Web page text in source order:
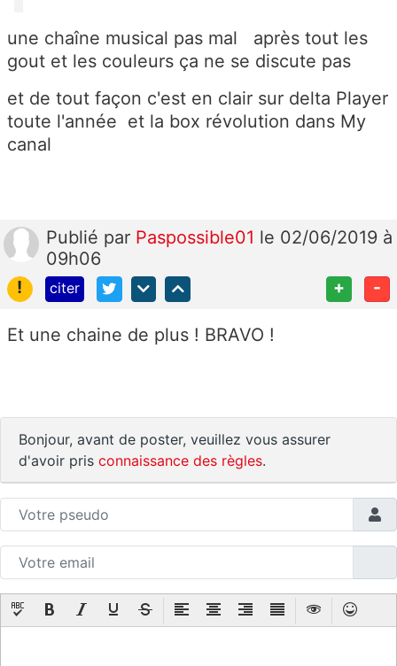
une chaîne musical pas mal après tout les
gout et les couleurs ça ne se discute pas
et de tout façon c'est en clair sur delta Player
toute l'année et la box révolution dans My
canal
Publié par Paspossible01 le 02/06/2019 à
09h06
!
citer + -
Et une chaine de plus ! BRAVO !
Bonjour, avant de poster, veuillez vous assurer
d'avoir pris connaissance des règles.